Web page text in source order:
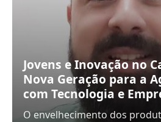
Jovens e Inovação no
Nova Geração para a
com Tecnologia e
O envelhecimento dos